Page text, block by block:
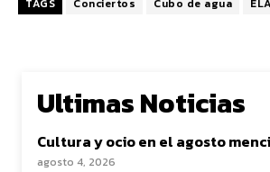
TAGS Conciertos Cubo de agua ELA
Ultimas Noticias
Cultura y ocio en el agosto
agosto 4, 2026